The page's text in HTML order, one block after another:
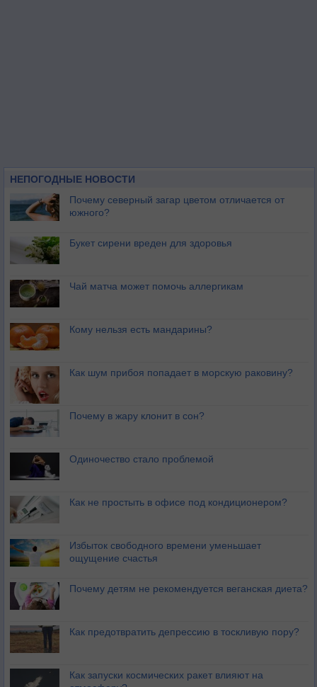
НЕПОГОДНЫЕ НОВОСТИ
Почему северный загар цветом отличается от
южного?
Букет сирени вреден для здоровья
Чай матча может помочь аллергикам
Кому нельзя есть мандарины?
Как шум прибоя попадает в морскую раковину?
Почему в жару клонит в сон?
Одиночество стало проблемой
Как не простыть в офисе под кондиционером?
Избыток свободного времени уменьшает
ощущение счастья
Почему детям не рекомендуется веганская диета?
Как предотвратить депрессию в тоскливую пору?
Как запуски космических ракет влияют на